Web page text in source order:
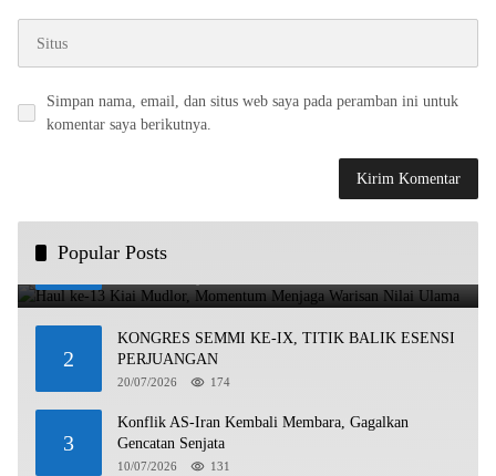
Simpan nama, email, dan situs web saya pada peramban ini untuk
komentar saya berikutnya.
Popular Posts
1
Nilai Ulama
2
KONGRES SEMMI KE-IX, TITIK BALIK ESENSI
PERJUANGAN
20/07/2026 174
3
Konflik AS-Iran Kembali Membara, Gagalkan
Gencatan Senjata
10/07/2026 131